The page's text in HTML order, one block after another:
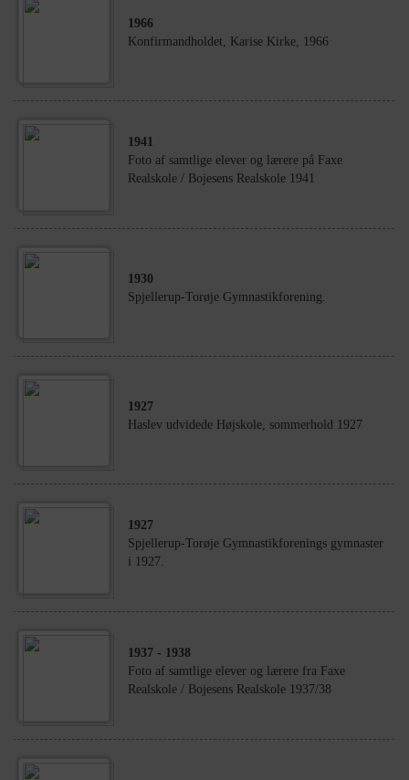
1966
Konfirmandholdet, Karise Kirke, 1966
1941
Foto af samtlige elever og lærere på Faxe
Realskole / Bojesens Realskole 1941
1930
Spjellerup-Torøje Gymnastikforening.
1927
Haslev udvidede Højskole, sommerhold 1927
1927
Spjellerup-Torøje Gymnastikforenings gymnaster
i 1927.
1937 - 1938
Foto af samtlige elever og lærere fra Faxe
Realskole / Bojesens Realskole 1937/38